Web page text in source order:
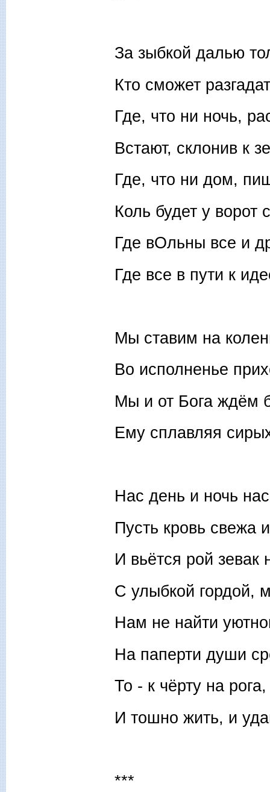
За зыбкой далью
Кто сможет
Где, что ни ночь,
Встают, склонив к
Где, что ни дом,
Коль будет у ворот
Где вОльны все и
Где все в пути к
Мы ставим на
Во исполненье
Мы и от Бога ждём
Ему сплавляя
Нас день и ночь
Пусть кровь свежа
И вьётся рой зевак
С улыбкой гордой,
Нам не найти
На паперти души
То - к чёрту на
И тошно жить, и
***